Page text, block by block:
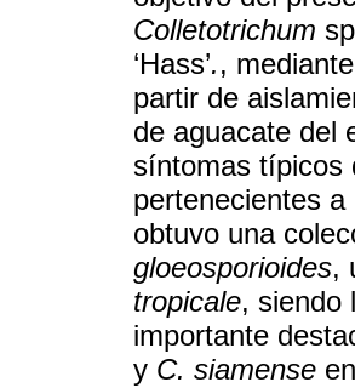
Colletotrichum
‘Hass’.,
partir de
de aguacate del
síntomas típicos
pertenecientes
obtuvo una
gloeosporioides,
tropicale, siendo
importante
y C. siamense